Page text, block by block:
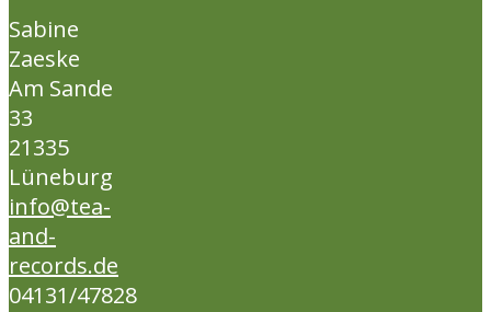
Sabine
Zaeske
Am Sande
33
21335
Lüneburg
info@tea-
and-
records.de
04131/47828